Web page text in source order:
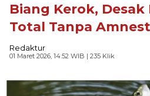
Biang Kerok,
Total Tanpa
Redaktur
01 Maret 2026, 14:52 WIB | 235 Klik